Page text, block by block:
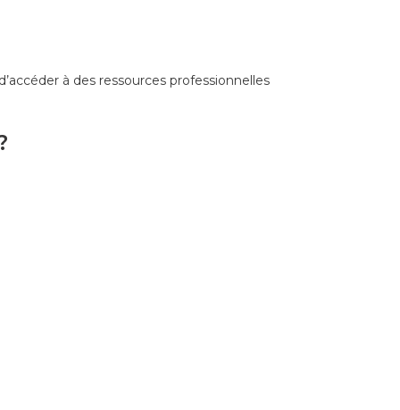
à des ressources professionnelles